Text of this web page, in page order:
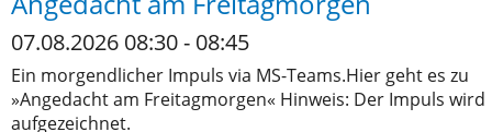
07.08.2026 08:30 - 08:45
Ein morgendlicher Impuls via MS-Teams.Hier geht es zu
»Angedacht am Freitagmorgen« Hinweis: Der Impuls wird
aufgezeichnet.